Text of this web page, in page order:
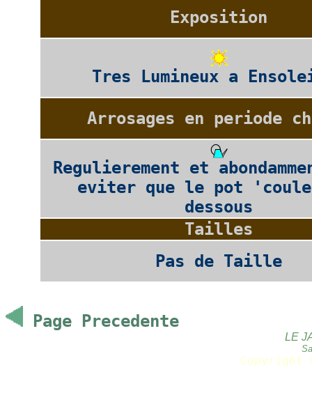
Exposition
Tres Lumineux a
Arrosages en periode
Regulierement et
eviter que le pot
dessous
Tailles
Pas de Taille
Page Precedente
LE
Copyright